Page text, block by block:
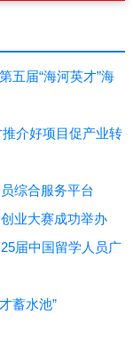
五届“海河英才”海
介好项目促产业转
综合服务平台
业大赛成功举办
届中国留学人员广
蓄水池”